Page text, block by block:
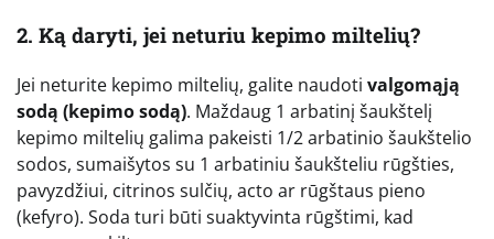
2. Ką daryti, jei neturiu kepimo miltelių?
Jei neturite kepimo miltelių, galite naudoti valgomąją
sodą (kepimo sodą). Maždaug 1 arbatinį šaukštelį
kepimo miltelių galima pakeisti 1/2 arbatinio šaukštelio
sodos, sumaišytos su 1 arbatiniu šaukšteliu rūgšties,
pavyzdžiui, citrinos sulčių, acto ar rūgštaus pieno
(kefyro). Soda turi būti suaktyvinta rūgštimi, kad